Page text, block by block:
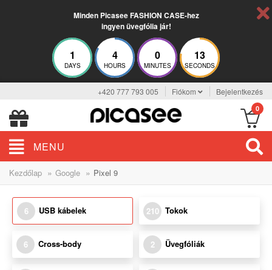
Minden Picasee FASHION CASE-hez
ingyen üvegfólia jár!
1
DAYS
4
HOURS
0
MINUTES
13
SECONDS
+420 777 793 005 Fiókom Bejelentkezés
0
MENU
Kezdőlap » Google » Pixel 9
6 USB kábelek 210 Tokok
6 Cross-body 2 Üvegfóliák